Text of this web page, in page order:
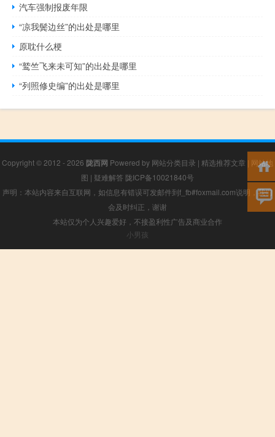
汽车强制报废年限
“凉我鬓边丝”的出处是哪里
原耽什么梗
“鹫竺飞来未可知”的出处是哪里
“列照修史编”的出处是哪里
Copyright © 2012 - 2026 陇西网 Powered by 网站分类目录 | 精选推荐文章 | 网站地
图 | 疑难解答 陇ICP备10021840号
声明：本站内容来自互联网，如信息有错误可发邮件到f_fb#foxmail.com说明，我们
会及时纠正，谢谢
本站仅为个人兴趣爱好，不接盈利性广告及商业合作
小男孩